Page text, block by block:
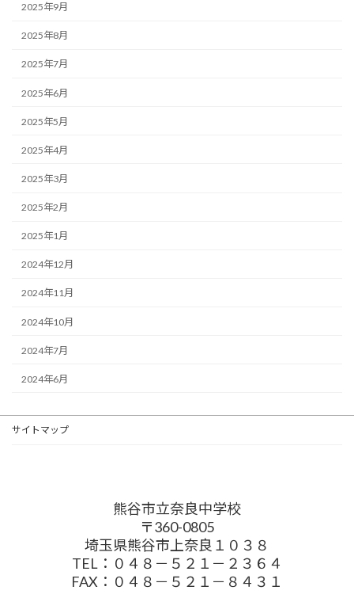
2025年9月
2025年8月
2025年7月
2025年6月
2025年5月
2025年4月
2025年3月
2025年2月
2025年1月
2024年12月
2024年11月
2024年10月
2024年7月
2024年6月
サイトマップ
熊谷市立奈良中学校
〒360-0805
埼玉県熊谷市上奈良１０３８
TEL：０４８－５２１－２３６４
FAX：０４８－５２１－８４３１